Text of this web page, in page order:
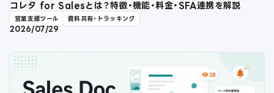
コレタ for Salesとは？特徴・機能・料金・SFA連携を解説
営業支援ツール 資料共有・トラッキング
2026/07/29